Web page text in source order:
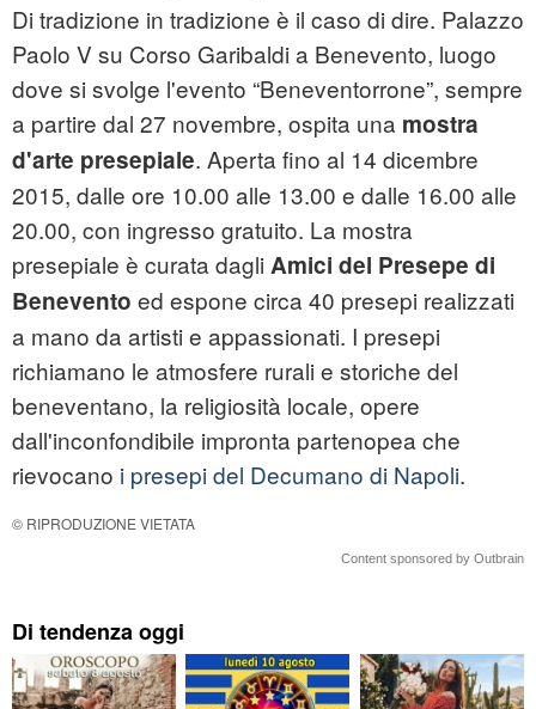
Di tradizione in tradizione è il caso di dire. Palazzo
Paolo V su Corso Garibaldi a Benevento, luogo
dove si svolge l'evento “Beneventorrone”, sempre
a partire dal 27 novembre, ospita una mostra
d'arte presepiale. Aperta fino al 14 dicembre
2015, dalle ore 10.00 alle 13.00 e dalle 16.00 alle
20.00, con ingresso gratuito. La mostra
presepiale è curata dagli Amici del Presepe di
Benevento ed espone circa 40 presepi realizzati
a mano da artisti e appassionati. I presepi
richiamano le atmosfere rurali e storiche del
beneventano, la religiosità locale, opere
dall'inconfondibile impronta partenopea che
rievocano i presepi del Decumano di Napoli.
© RIPRODUZIONE VIETATA
Content sponsored by Outbrain
Di tendenza oggi